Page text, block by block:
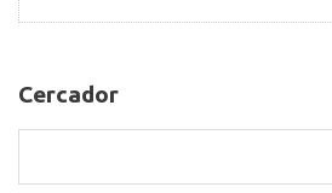
la
Cercador
Cercador